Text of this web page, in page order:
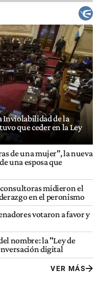
Inviolabilidad de la
que ceder en la Ley
de una mujer", la nueva
una esposa que
midieron el
en el peronismo
votaron a favor y
nombre: la "Ley de
digital
VER MÁS